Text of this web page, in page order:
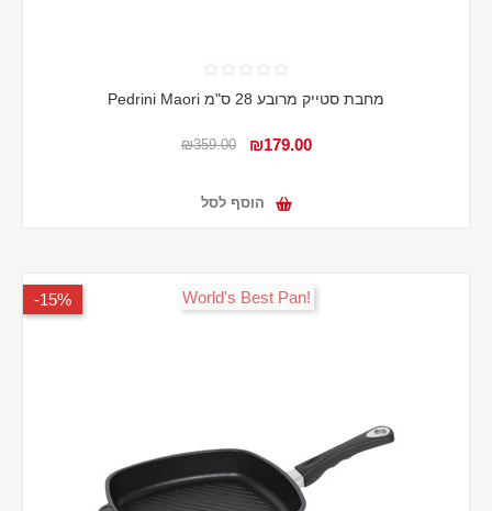
מחבת סטייק מרובע 28 ס"מ Pedrini Maori
₪179.00
₪359.00
הוסף לסל
15%- !World's Best Pan